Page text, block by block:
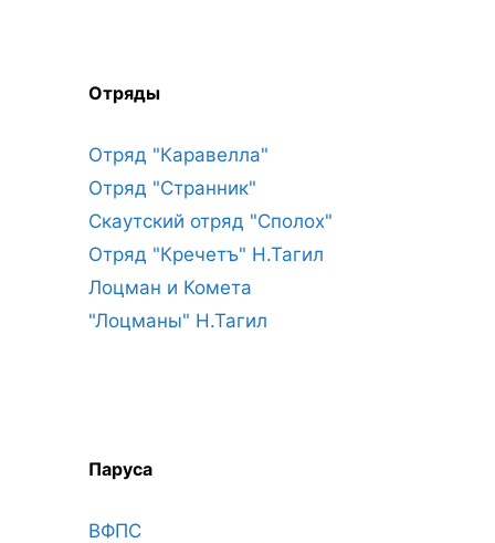
Отряды
Отряд "Каравелла"
Отряд "Странник"
Скаутский отряд "Сполох"
Отряд "Кречетъ" Н.Тагил
Лоцман и Комета
"Лоцманы" Н.Тагил
Паруса
ВФПС